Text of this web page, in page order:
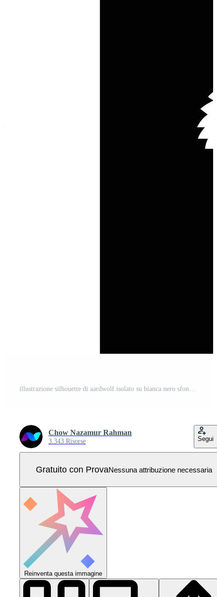
illustrazione silhouette di aardwolf isolato su bianca nero sfondo Vettore Pro
Chow Nazamur Rahman
3.343 Risorse Segui
Gratuito con ProvaNessuna attribuzione necessaria
Reinventa questa immagine